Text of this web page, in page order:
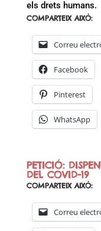
els drets humans.
COMPARTEIX AIXÒ:
Correu
Facebook
Pinterest
WhatsApp
PETICIÓ:
DEL COVID-19
COMPARTEIX AIXÒ:
Correu